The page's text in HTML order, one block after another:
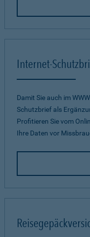
Internet-
Damit Sie auch im
Schutzbrief als
Profitieren Sie vom
Ihre Daten vor